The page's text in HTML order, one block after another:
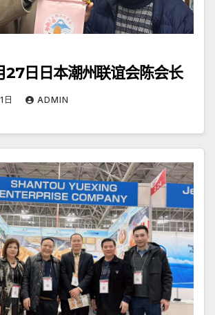
27日日本潮州联谊会陈会长
ADMIN